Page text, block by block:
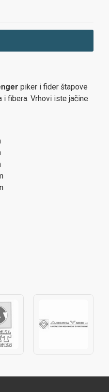
piker i fider štapove
i fibera. Vrhovi iste jačine